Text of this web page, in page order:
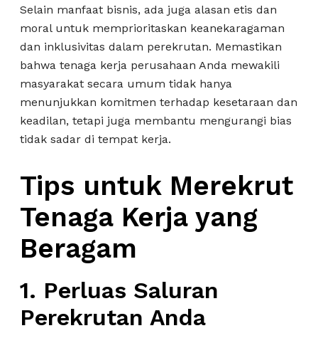
Selain manfaat bisnis, ada juga alasan etis dan
moral untuk memprioritaskan keanekaragaman
dan inklusivitas dalam perekrutan. Memastikan
bahwa tenaga kerja perusahaan Anda mewakili
masyarakat secara umum tidak hanya
menunjukkan komitmen terhadap kesetaraan dan
keadilan, tetapi juga membantu mengurangi bias
tidak sadar di tempat kerja.
Tips untuk Merekrut
Tenaga Kerja yang
Beragam
1. Perluas Saluran
Perekrutan Anda